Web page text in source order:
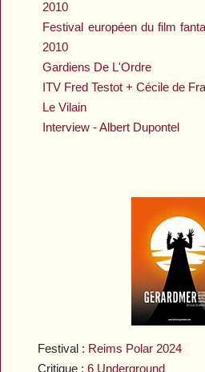
Festival : Reims Polar 2024
Critique :6 Underground
2010
Festival européen du film
2010
Gardiens De L'Ordre
ITV Fred Testot + Cécile de
Le Vilain
Interview - Albert Dupontel